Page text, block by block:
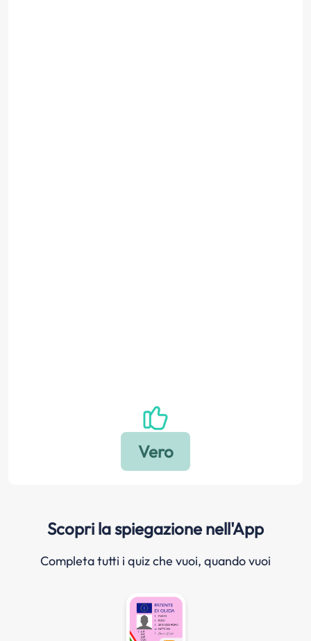
Scopri la spiegazione nell'App
Completa tutti i quiz che vuoi, quando vuoi